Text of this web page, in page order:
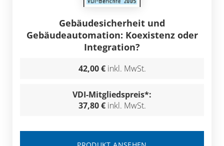
Gebäudesicherheit und
Gebäudeautomation: Koexistenz oder
Integration?
42,00 € inkl. MwSt.
VDI-Mitgliedspreis*:
37,80 € inkl. MwSt.